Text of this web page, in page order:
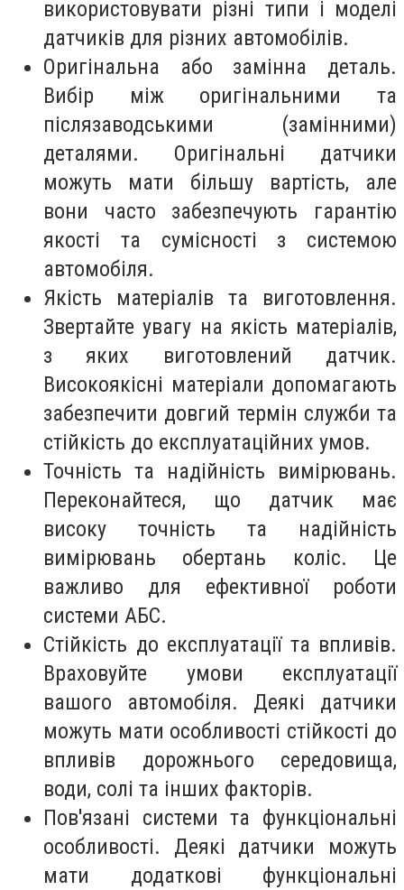
використовувати різні типи і моделі
датчиків для різних автомобілів.
Оригінальна або замінна деталь.
Вибір між оригінальними та
післязаводськими (замінними)
деталями. Оригінальні датчики
можуть мати більшу вартість, але
вони часто забезпечують гарантію
якості та сумісності з системою
автомобіля.
Якість матеріалів та виготовлення.
Звертайте увагу на якість матеріалів,
з яких виготовлений датчик.
Високоякісні матеріали допомагають
забезпечити довгий термін служби та
стійкість до експлуатаційних умов.
Точність та надійність вимірювань.
Переконайтеся, що датчик має
високу точність та надійність
вимірювань обертань коліс. Це
важливо для ефективної роботи
системи АБС.
Стійкість до експлуатації та впливів.
Враховуйте умови експлуатації
вашого автомобіля. Деякі датчики
можуть мати особливості стійкості до
впливів дорожнього середовища,
води, солі та інших факторів.
Пов'язані системи та функціональні
особливості. Деякі датчики можуть
мати додаткові функціональні